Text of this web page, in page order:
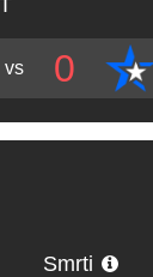
vs 0
Smrti